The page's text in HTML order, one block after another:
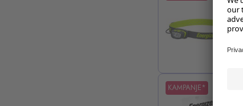
KAMPANJE*